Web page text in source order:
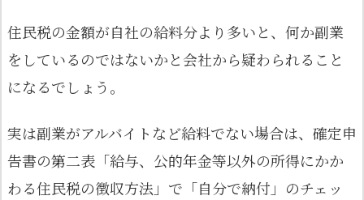
住民税の金額が自社の給料分より多いと、何か副業
をしているのではないかと会社から疑わられること
になるでしょう。
実は副業がアルバイトなど給料でない場合は、確定申
告書の第二表「給与、公的年金等以外の所得にかか
わる住民税の徴収方法」で「自分で納付」のチェッ